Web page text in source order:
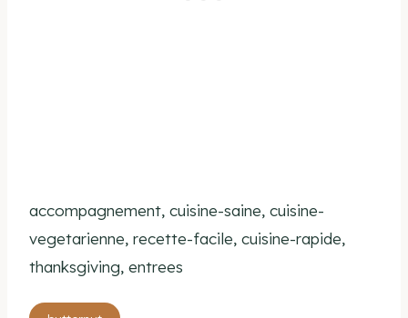
accompagnement, cuisine-saine, cuisine-
vegetarienne, recette-facile, cuisine-rapide,
thanksgiving, entrees
Étiquettes